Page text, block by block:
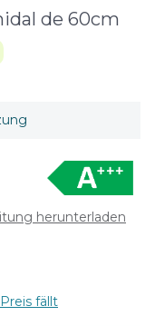
de 60cm
herunterladen
fällt